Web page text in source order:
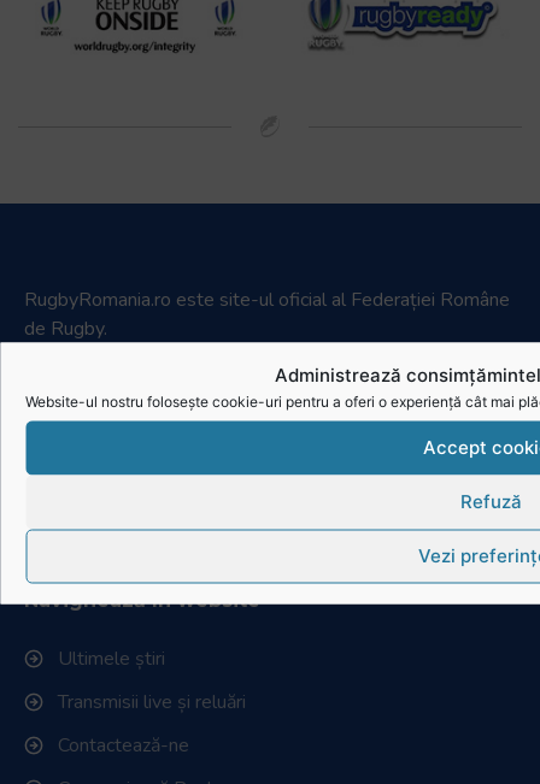
Administrează
Website-ul nostru folosește cookie-uri pentru a oferi o experiență cât mai
Accept
Refuză
Vezi
RugbyRomania.ro este site-ul oficial al Federației Române
de Rugby.
Bd. Mărăști nr. 18-20, sector 1, București
Telefon:031.1000.500
Navighează în website
Ultimele știri
Transmisii live și reluări
Contactează-ne